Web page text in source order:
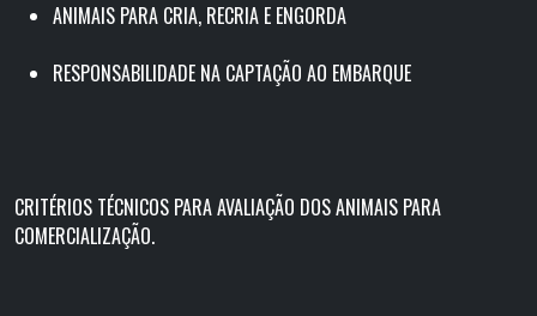
ANIMAIS PARA CRIA, RECRIA E ENGORDA
RESPONSABILIDADE NA CAPTAÇÃO AO EMBARQUE
CRITÉRIOS TÉCNICOS PARA AVALIAÇÃO DOS ANIMAIS PARA
COMERCIALIZAÇÃO.